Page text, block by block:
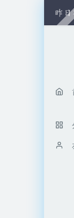
胡